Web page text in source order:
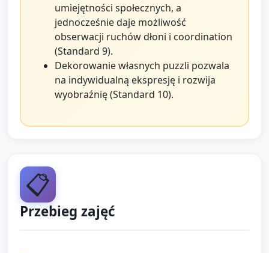
umiejętności społecznych, a
jednocześnie daje możliwość
obserwacji ruchów dłoni i coordination
(Standard 9).
Dekorowanie własnych puzzli pozwala
na indywidualną ekspresję i rozwija
wyobraźnię (Standard 10).
📋
Przebieg zajęć